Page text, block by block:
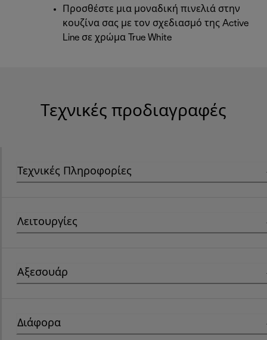
Προσθέστε μια μοναδική πινελιά στην
κουζίνα σας με τον σχεδιασμό της Active
Line σε χρώμα True White
Τεχνικές προδιαγραφές
Τεχνικές Πληροφορίες
Λειτουργίες
Αξεσουάρ
Διάφορα